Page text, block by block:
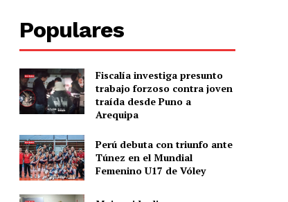
Populares
Fiscalía investiga presunto
trabajo forzoso contra joven
traída desde Puno a
Arequipa
Perú debuta con triunfo ante
Túnez en el Mundial
Femenino U17 de Vóley